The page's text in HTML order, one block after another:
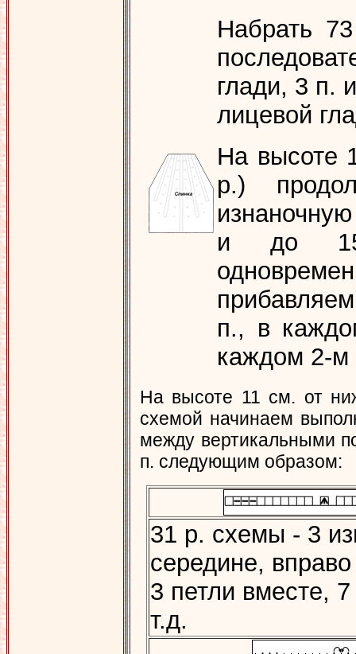
Набрать
глади, 3 п.
лицевой
На высоте
р.)
и до 15
п., в
каждом 2-м
На высоте 11 см. от
схемой начинаем
между вертикальными
п. следующим образом:
31 р. схемы - 3
середине,
3 петли вместе,
т.д.